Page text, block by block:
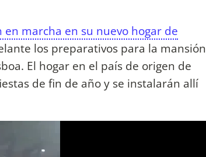
en marcha en su nuevo hogar de
los preparativos para la mansión
El hogar en el país de origen de
de fin de año y se instalarán allí